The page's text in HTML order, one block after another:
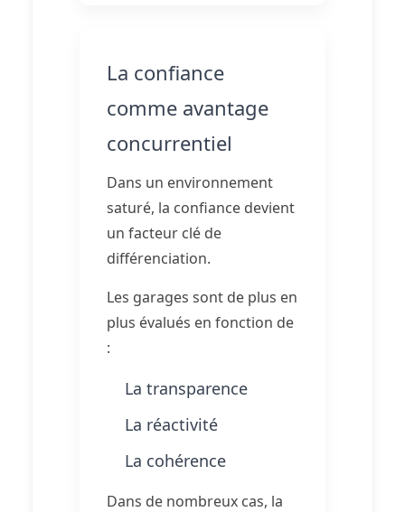
La confiance
comme avantage
concurrentiel
Dans un environnement
saturé, la confiance devient
un facteur clé de
différenciation.
Les garages sont de plus en
plus évalués en fonction de
:
La transparence
La réactivité
La cohérence
Dans de nombreux cas, la